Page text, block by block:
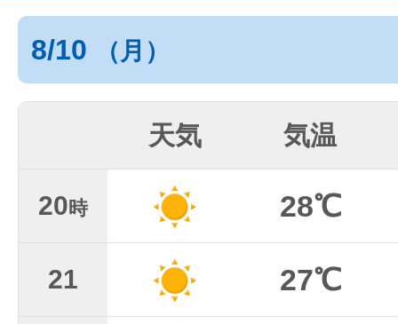
8/10 （月）
天気 気温
20時 28℃
21 27℃